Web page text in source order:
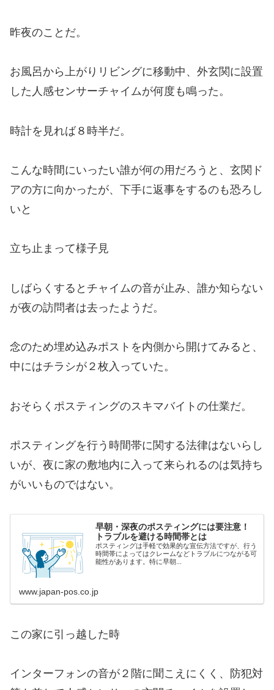
昨夜のことだ。
お風呂から上がりリビングに移動中、外玄関に設置
した人感センサーチャイムが何度も鳴った。
時計を見れば８時半だ。
こんな時間にいったい誰が何の用だろうと、玄関ド
アの方に向かったが、下手に返事をするのも恐ろし
いと
立ち止まって様子見
しばらくするとチャイムの音が止み、誰か知らない
が夜の訪問者は去ったようだ。
念のため埋め込みポストを内側から開けてみると、
中にはチラシが２枚入っていた。
おそらくポスティングのスキマバイトの仕業だ。
ポスティングを行う時間帯に関する法律はないらし
いが、夜に家の敷地内に入って来られるのは気持ち
がいいものではない。
早朝・深夜のポスティングには要注意！
トラブルを避ける時間帯とは
ポスティングは手軽で効果的な宣伝方法ですが、行う
時間帯によってはクレームなどトラブルにつながる可
能性があります。特に早朝...
www.japan-pos.co.jp
この家に引っ越した時
インターフォンの音が２階に聞こえにくく、防犯対